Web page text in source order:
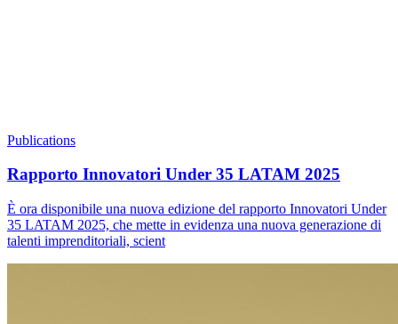
Publications
Rapporto Innovatori Under 35 LATAM 2025
È ora disponibile una nuova edizione del rapporto Innovatori Under
35 LATAM 2025, che mette in evidenza una nuova generazione di
talenti imprenditoriali, scient